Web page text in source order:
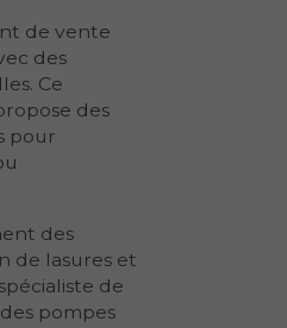
de vente
des
Ce
des
pour
des
de lasures et
de
pompes